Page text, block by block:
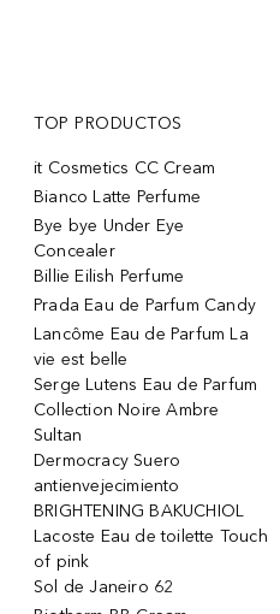
TOP PRODUCTOS
it Cosmetics CC Cream
Bianco Latte Perfume
Bye bye Under Eye
Concealer
Billie Eilish Perfume
Prada Eau de Parfum Candy
Lancôme Eau de Parfum La
vie est belle
Serge Lutens Eau de Parfum
Collection Noire Ambre
Sultan
Dermocracy Suero
antienvejecimiento
BRIGHTENING BAKUCHIOL
Lacoste Eau de toilette Touch
of pink
Sol de Janeiro 62